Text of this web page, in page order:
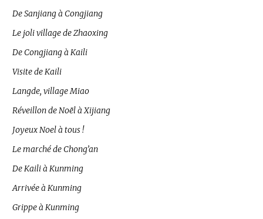
De Sanjiang à Congjiang
Le joli village de Zhaoxing
De Congjiang à Kaili
Visite de Kaili
Langde, village Miao
Réveillon de Noël à Xijiang
Joyeux Noel à tous !
Le marché de Chong’an
De Kaili à Kunming
Arrivée à Kunming
Grippe à Kunming